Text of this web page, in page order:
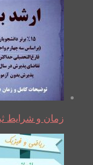
زمان و شرایط